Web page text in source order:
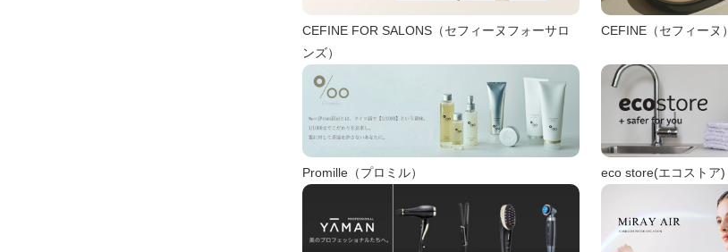
CEFINE FOR SALONS（セフィーヌフォーサロ
ンズ）
CEFINE（セフィーヌ）
Promille（プロミル） eco store(エコストア)